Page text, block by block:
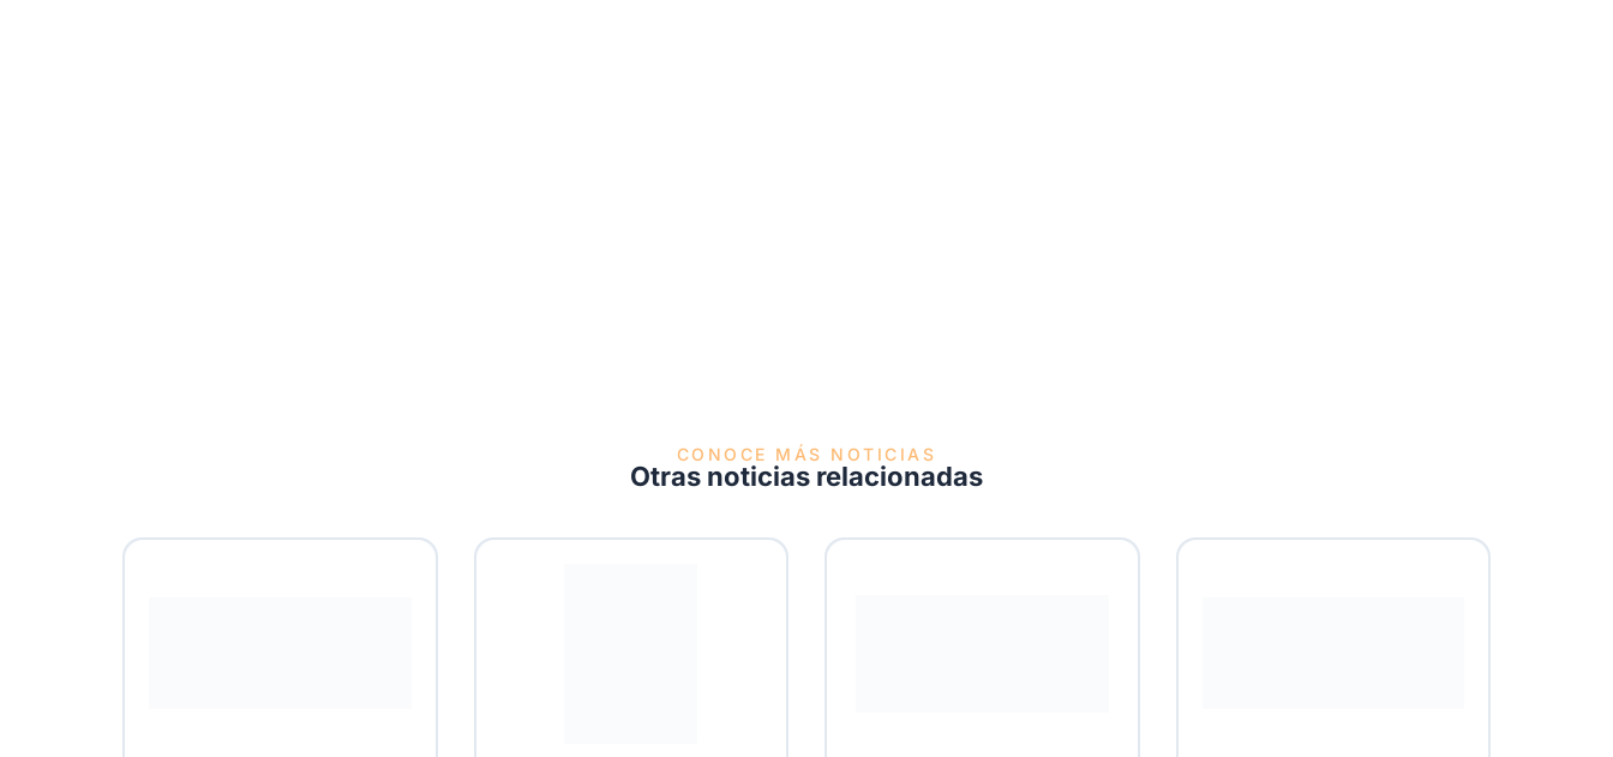
CONOCE MÁS NOTICIAS
Otras noticias relacionadas